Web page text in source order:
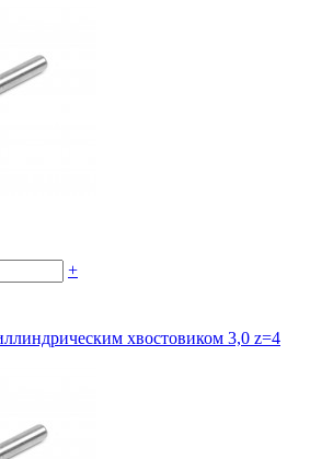
+
хвостовиком 3,0 z=4